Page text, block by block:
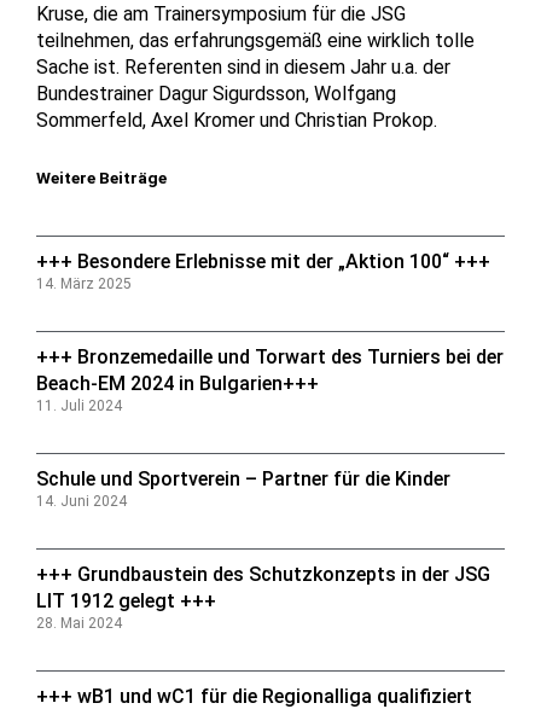
Weitere Beiträge
+++ Besondere Erlebnisse mit der „Aktion 100“ +++
14. März 2025
+++ Bronzemedaille und Torwart des Turniers bei der
Beach-EM 2024 in Bulgarien+++
11. Juli 2024
Schule und Sportverein – Partner für die Kinder
14. Juni 2024
+++ Grundbaustein des Schutzkonzepts in der JSG
LIT 1912 gelegt +++
28. Mai 2024
+++ wB1 und wC1 für die Regionalliga qualifiziert
Kruse, die am Trainersymposium für die JSG
teilnehmen, das erfahrungsgemäß eine wirklich tolle
Sache ist. Referenten sind in diesem Jahr u.a. der
Bundestrainer Dagur Sigurdsson, Wolfgang
Sommerfeld, Axel Kromer und Christian Prokop.